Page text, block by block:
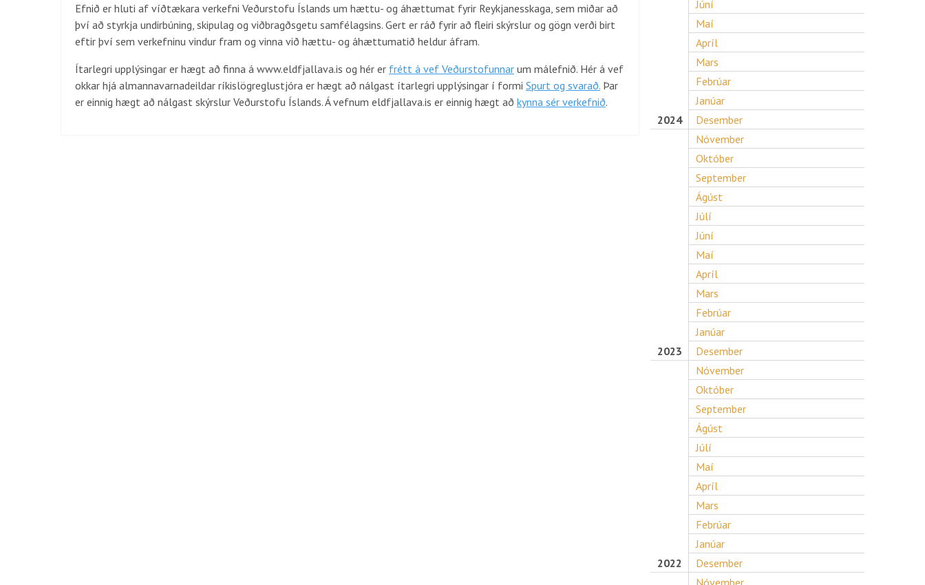
Efnið er hluti af víðtækara verkefni Veðurstofu Íslands um hættu- og áhættumat fyrir Reykjanesskaga, sem miðar að
því að styrkja undirbúning, skipulag og viðbragðsgetu samfélagsins. Gert er ráð fyrir að fleiri skýrslur og gögn verði birt
eftir því sem verkefninu vindur fram og vinna við hættu- og áhættumatið heldur áfram.
Ítarlegri upplýsingar er hægt að finna á www.eldfjallava.is og hér er frétt á vef Veðurstofunnar um málefnið. Hér á vef
okkar hjá almannavarnadeildar ríkislögreglustjóra er hægt að nálgast ítarlegri upplýsingar í formi Spurt og svarað. Þar
er einnig hægt að nálgast skýrslur Veðurstofu Íslands. Á vefnum eldfjallava.is er einnig hægt að kynna sér verkefnið.
Júní
Maí
Apríl
Mars
Febrúar
Janúar
2024
Desember
Nóvember
Október
September
Ágúst
Júlí
Júní
Maí
Apríl
Mars
Febrúar
Janúar
2023
Desember
Nóvember
Október
September
Ágúst
Júlí
Maí
Apríl
Mars
Febrúar
Janúar
2022
Desember
Nóvember